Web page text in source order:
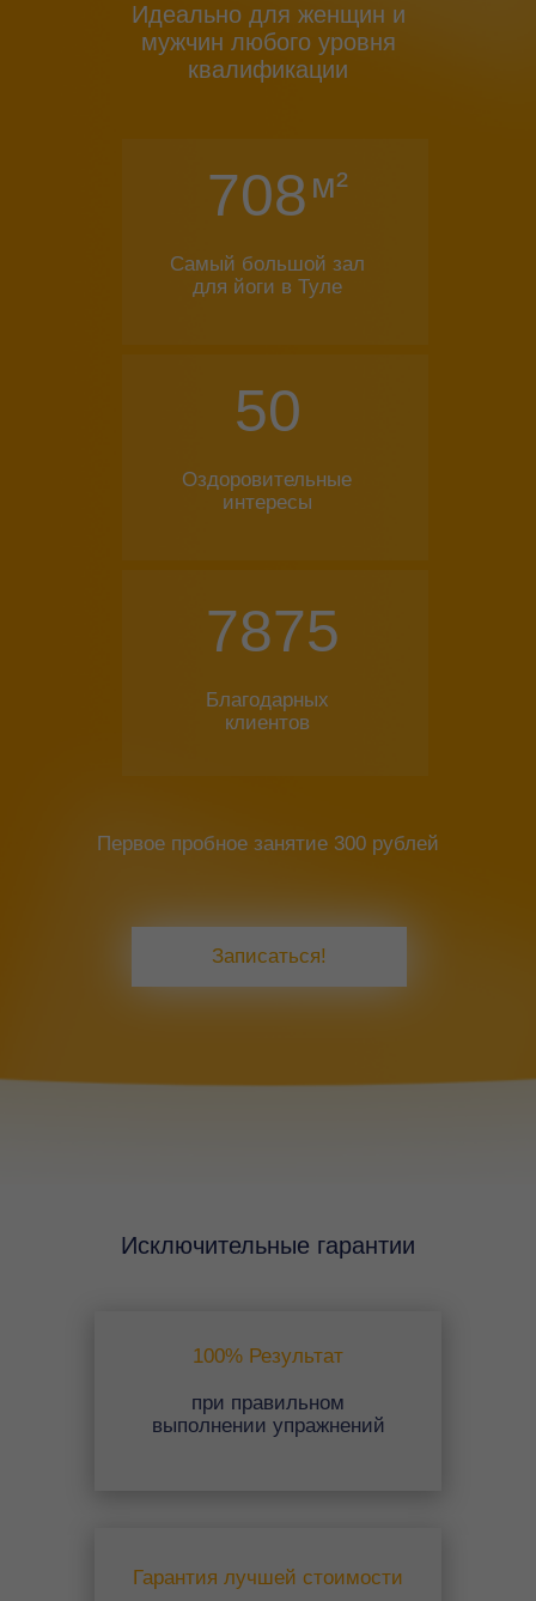
Идеально для женщин и
мужчин любого уровня
квалификации
708
Самый большой зал
для йоги в Туле
м²
50
Оздоровительные
интересы
7875
Благодарных
клиентов
Первое пробное занятие 300 рублей
Записаться!
Исключительные гарантии
при правильном
выполнении упражнений
100% Результат
Гарантия лучшей стоимости